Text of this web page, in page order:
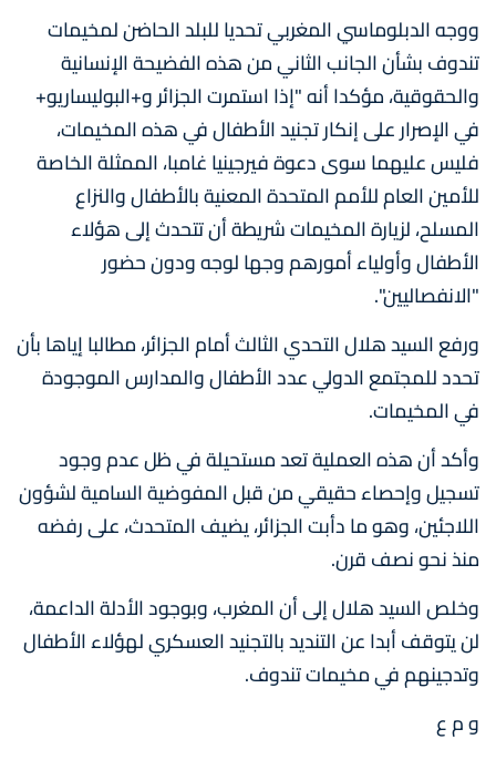
ووجه الدبلوماسي المغربي تحديا للبلد الحاضن لمخيمات
تندوف بشأن الجانب الثاني من هذه الفضيحة الإنسانية
والحقوقية، مؤكدا أنه "إذا استمرت الجزائر و+البوليساريو+
في الإصرار على إنكار تجنيد الأطفال في هذه المخيمات،
فليس عليهما سوى دعوة فيرجينيا غامبا، الممثلة الخاصة
للأمين العام للأمم المتحدة المعنية بالأطفال والنزاع
المسلح، لزيارة المخيمات شريطة أن تتحدث إلى هؤلاء
الأطفال وأولياء أمورهم وجها لوجه ودون حضور
"الانفصاليين".
ورفع السيد هلال التحدي الثالث أمام الجزائر، مطالبا إياها بأن
تحدد للمجتمع الدولي عدد الأطفال والمدارس الموجودة
في المخيمات.
وأكد أن هذه العملية تعد مستحيلة في ظل عدم وجود
تسجيل وإحصاء حقيقي من قبل المفوضية السامية لشؤون
اللاجئين، وهو ما دأبت الجزائر، يضيف المتحدث، على رفضه
منذ نحو نصف قرن.
وخلص السيد هلال إلى أن المغرب، وبوجود الأدلة الداعمة،
لن يتوقف أبدا عن التنديد بالتجنيد العسكري لهؤلاء الأطفال
وتدجينهم في مخيمات تندوف.
و م ع